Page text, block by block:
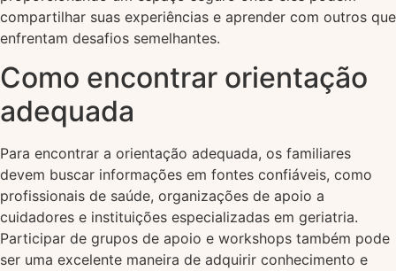
compartilhar suas experiências e aprender com outros que
enfrentam desafios semelhantes.
Como encontrar orientação
adequada
Para encontrar a orientação adequada, os familiares
devem buscar informações em fontes confiáveis, como
profissionais de saúde, organizações de apoio a
cuidadores e instituições especializadas em geriatria.
Participar de grupos de apoio e workshops também pode
ser uma excelente maneira de adquirir conhecimento e